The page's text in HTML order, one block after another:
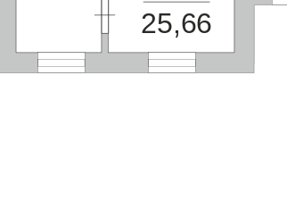
25,66